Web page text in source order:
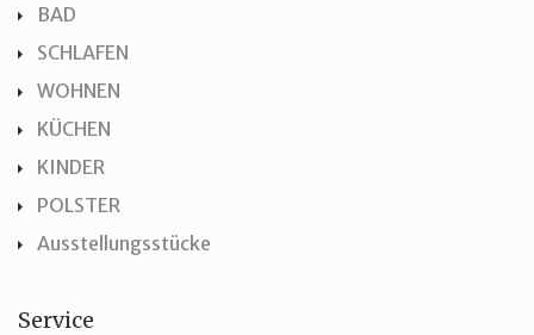
BAD
SCHLAFEN
WOHNEN
KÜCHEN
KINDER
POLSTER
Ausstellungsstücke
Service